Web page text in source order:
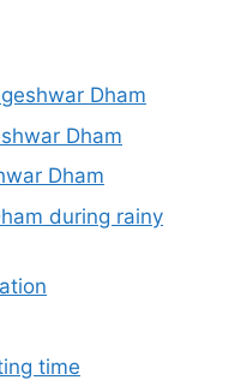
Dham
Dham
Dham
during rainy
time